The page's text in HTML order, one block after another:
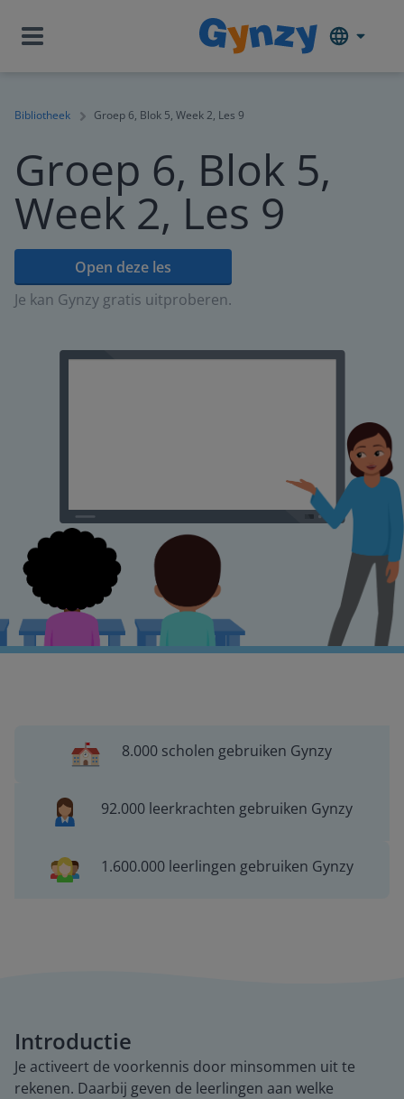
Bibliotheek Groep 6, Blok 5, Week 2, Les 9
Groep 6, Blok 5,
Week 2, Les 9
Open deze les
Je kan Gynzy gratis uitproberen.
8.000 scholen gebruiken Gynzy
92.000 leerkrachten gebruiken Gynzy
1.600.000 leerlingen gebruiken Gynzy
Introductie
Je activeert de voorkennis door minsommen uit te
rekenen. Daarbij geven de leerlingen aan welke